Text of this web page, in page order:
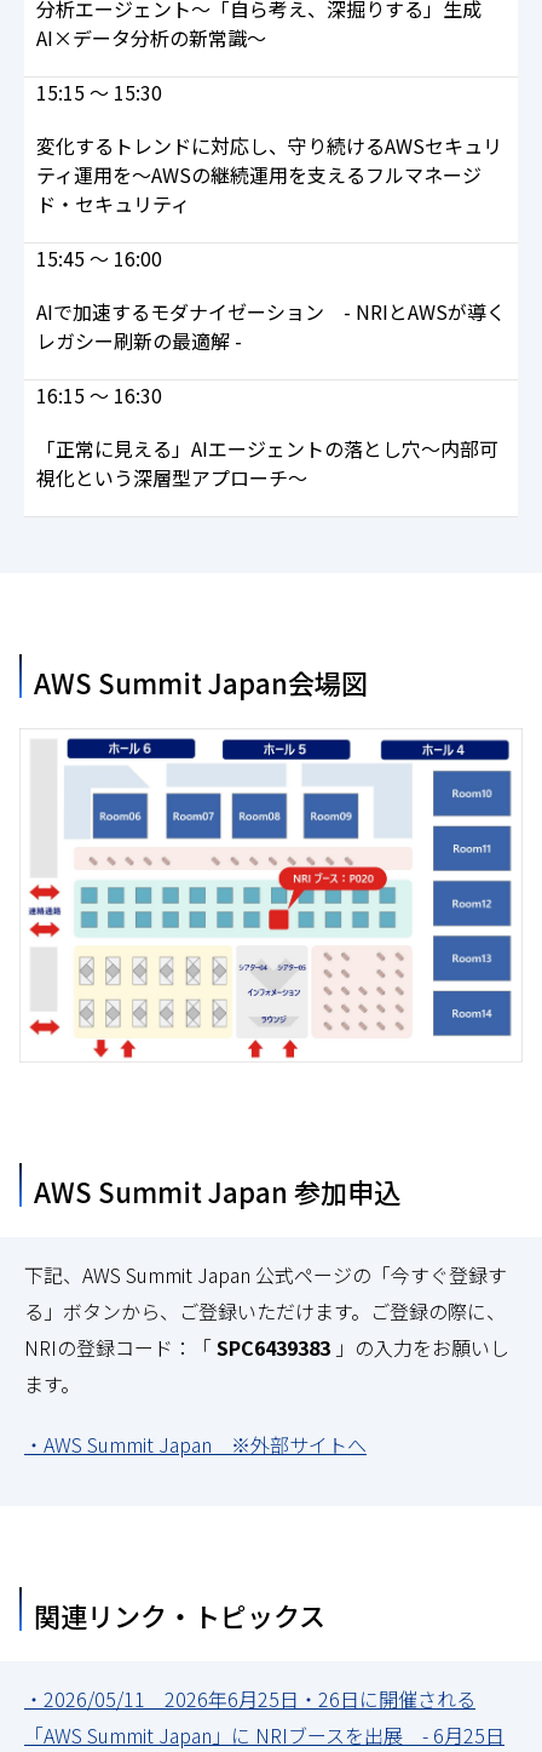
分析エージェント～「自ら考え、深掘りする」生成
AI×データ分析の新常識～
15:15 ～ 15:30
変化するトレンドに対応し、守り続けるAWSセキュリ
ティ運用を～AWSの継続運用を支えるフルマネージ
ド・セキュリティ
15:45 ～ 16:00
AIで加速するモダナイゼーション - NRIとAWSが導く
レガシー刷新の最適解 -
16:15 ～ 16:30
「正常に見える」AIエージェントの落とし穴～内部可
視化という深層型アプローチ～
AWS Summit Japan会場図
AWS Summit Japan 参加申込
下記、AWS Summit Japan 公式ページの「今すぐ登録す
る」ボタンから、ご登録いただけます。ご登録の際に、
NRIの登録コード：「SPC6439383 」の入力をお願いし
ます。
・AWS Summit Japan ※外部サイトへ
関連リンク・トピックス
・2026/05/11 2026年6月25日・26日に開催される
「AWS Summit Japan」に NRIブースを出展 - 6月25日